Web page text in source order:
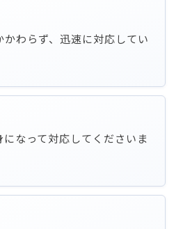
わらず、迅速に対応してい
なって対応してくださいま